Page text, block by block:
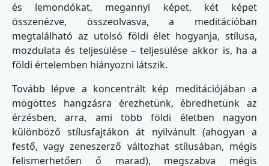
és lemondókat, megannyi képet, két képet
összenézve, összeolvasva, a meditációban
megtalálható az utolsó földi élet hogyanja, stílusa,
mozdulata és teljesülése – teljesülése akkor is, ha a
földi értelemben hiányozni látszik.
Tovább lépve a koncentrált kép meditációjában a
mögöttes hangzásra érezhetünk, ébredhetünk az
érzésben, arra, ami több földi életben nagyon
különböző stílusfajtákon át nyilvánult (ahogyan a
festő, vagy zeneszerző változhat stílusában, mégis
felismerhetően ő marad), megszabva mégis